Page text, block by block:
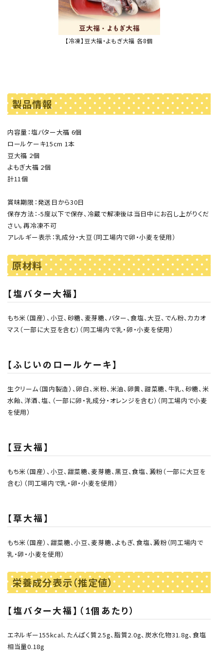
【冷凍】豆大福・よもぎ大福 各8個
製品情報
内容量：塩バター大福 6個
ロールケーキ15cm 1本
豆大福 2個
よもぎ大福 2個
計11個
賞味期限：発送日から30日
保存方法：-5度以下で保存、冷蔵で解凍後は当日中にお召し上がりくだ
さい。再冷凍不可
アレルギー表示：乳成分・大豆（同工場内で卵・小麦を使用）
原材料
【塩バター大福】
もち米（国産）、小豆、砂糖、麦芽糖、バター、食塩、大豆、でん粉、カカオ
マス（一部に大豆を含む）（同工場内で乳・卵・小麦を使用）
【ふじいのロールケーキ】
生クリーム（国内製造）、卵白、米粉、米油、卵黄、甜菜糖、牛乳、砂糖、米
水飴、洋酒、塩、（一部に卵・乳成分・オレンジを含む）（同工場内で小麦
を使用）
【豆大福】
もち米（国産）、小豆、甜菜糖、麦芽糖、黒豆、食塩、澱粉（一部に大豆を
含む）（同工場内で乳・卵・小麦を使用）
【草大福】
もち米（国産）、甜菜糖、小豆、麦芽糖、よもぎ、食塩、澱粉（同工場内で
乳・卵・小麦を使用）
栄養成分表示（推定値）
【塩バター大福】（1個あたり）
エネルギー155kcal、たんぱく質2.5g、脂質2.0g、炭水化物31.8g、食塩
相当量0.18g